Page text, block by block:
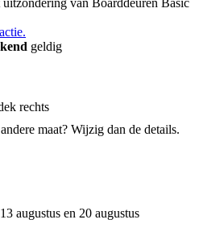
geldig
rechts
maat? Wijzig dan de details.
augustus en 20 augustus